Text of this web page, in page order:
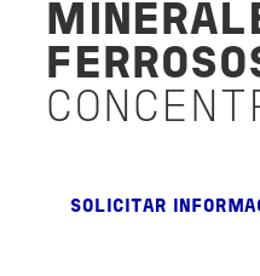
SOLICITAR